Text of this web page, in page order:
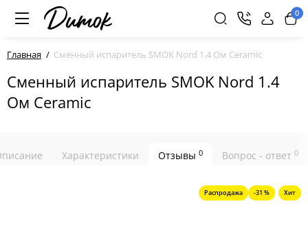
0
Главная Сменный испаритель SMOK Nord 1.4 Ом Ceramic
Сменный испаритель SMOK Nord 1.4
Ом Ceramic
Характеристики Отзывы 0 Вопрос - ответ 0
Распродажа -31 % Хит